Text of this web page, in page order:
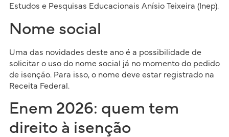
Estudos e Pesquisas Educacionais Anísio Teixeira (Inep).
Nome social
Uma das novidades deste ano é a possibilidade de
solicitar o uso do nome social já no momento do pedido
de isenção. Para isso, o nome deve estar registrado na
Receita Federal.
Enem 2026: quem tem
direito à isenção